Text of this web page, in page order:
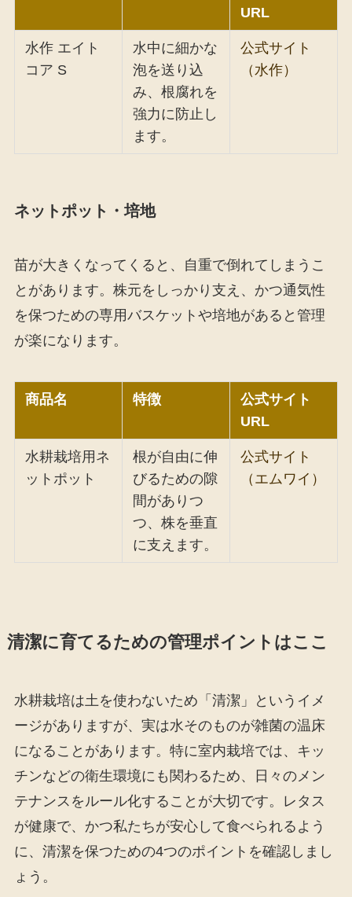
URL
水作 エイト
コア S
水中に細かな
泡を送り込
み、根腐れを
強力に防止し
ます。
公式サイト
（水作）
ネットポット・培地
苗が大きくなってくると、自重で倒れてしまうこ
とがあります。株元をしっかり支え、かつ通気性
を保つための専用バスケットや培地があると管理
が楽になります。
商品名 特徴
公式サイト
URL
水耕栽培用ネ
ットポット
根が自由に伸
びるための隙
間がありつ
つ、株を垂直
に支えます。
公式サイト
（エムワイ）
清潔に育てるための管理ポイントはここ
水耕栽培は土を使わないため「清潔」というイメ
ージがありますが、実は水そのものが雑菌の温床
になることがあります。特に室内栽培では、キッ
チンなどの衛生環境にも関わるため、日々のメン
テナンスをルール化することが大切です。レタス
が健康で、かつ私たちが安心して食べられるよう
に、清潔を保つための4つのポイントを確認しまし
ょう。